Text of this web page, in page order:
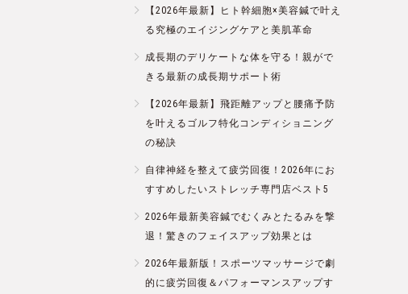
【2026年最新】ヒト幹細胞×美容鍼で叶え
る究極のエイジングケアと美肌革命
成長期のデリケートな体を守る！親がで
きる最新の成長期サポート術
【2026年最新】飛距離アップと腰痛予防
を叶えるゴルフ特化コンディショニング
の秘訣
自律神経を整えて疲労回復！2026年にお
すすめしたいストレッチ専門店ベスト5
2026年最新美容鍼でむくみとたるみを撃
退！驚きのフェイスアップ効果とは
2026年最新版！スポーツマッサージで劇
的に疲労回復＆パフォーマンスアップす